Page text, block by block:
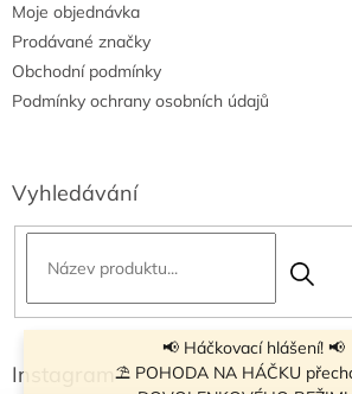
📢 Háčkovací hlášení! 📢
⛱ POHODA NA HÁČKU
Moje objednávka
Prodávané značky
Obchodní podmínky
Podmínky ochrany osobních údajů
Vyhledávání
Instagram